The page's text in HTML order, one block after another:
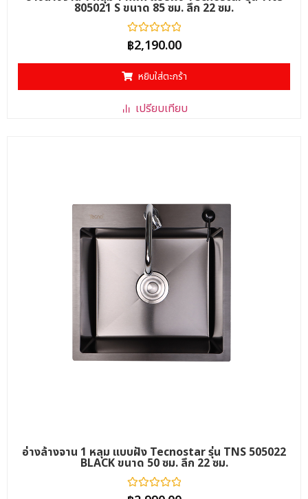
805021 S ขนาด 85 ซม. ลึก 22 ซม.
ให้
คะแนน
0
ตั้งแต่
1-
5
฿2,190.00
หยิบใส่ตะกร้า
เปรียบเทียบ
อ่างล้างจาน 1 หลุม แบบฝัง Tecnostar รุ่น TNS 505022
BLACK ขนาด 50 ซม. ลึก 22 ซม.
ให้